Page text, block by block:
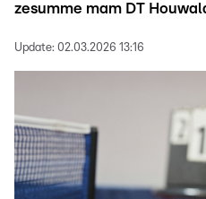
zesumme mam DT
Update: 02.03.2026 13:16